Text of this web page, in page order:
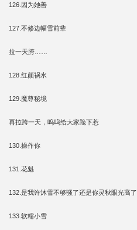
126.因为她善
127.不修边幅雪前辈
拉一天胯……
128.红颜祸水
129.魔尊秘境
再拉跨一天，呜呜给大家跪下惹
130.操作你
131.花魁
132.是我许沐雪不够骚了还是你灵秋眼光高了
133.软糯小雪